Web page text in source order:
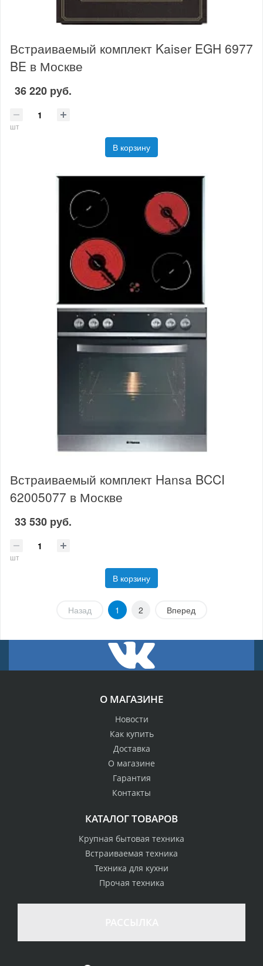
Встраиваемый комплект Kaiser EGH 6977
BE в Москве
36 220 руб.
шт
В корзину
Встраиваемый комплект Hansa BCCI
62005077 в Москве
33 530 руб.
шт
В корзину
Назад 1 2 Вперед
О МАГАЗИНЕ
Новости
Как купить
Доставка
О магазине
Гарантия
Контакты
КАТАЛОГ ТОВАРОВ
Крупная бытовая техника
Встраиваемая техника
Техника для кухни
Прочая техника